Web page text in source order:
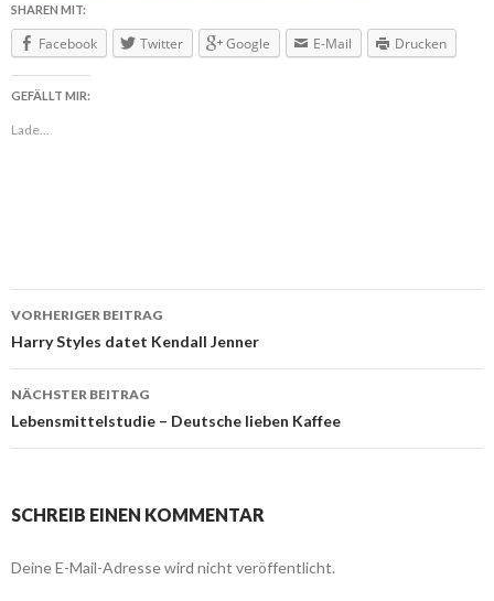
SHAREN MIT:
Facebook Twitter Google E-Mail Drucken
GEFÄLLT MIR:
Lade...
Beitragsnavigation
VORHERIGER BEITRAG
Harry Styles datet Kendall Jenner
NÄCHSTER BEITRAG
Lebensmittelstudie – Deutsche lieben Kaffee
SCHREIB EINEN KOMMENTAR
Deine E-Mail-Adresse wird nicht veröffentlicht.